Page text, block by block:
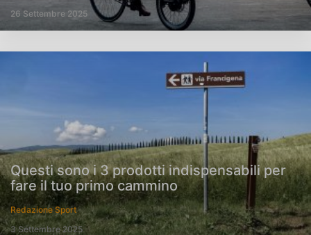
26 Settembre 2025
Questi sono i 3 prodotti indispensabili per
fare il tuo primo cammino
Redazione Sport
3 Settembre 2025